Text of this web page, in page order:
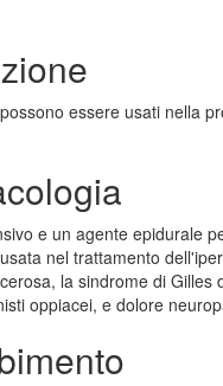
essere usati nella
e un agente epidurale
nel trattamento
la sindrome di
oppiacei, e dolore